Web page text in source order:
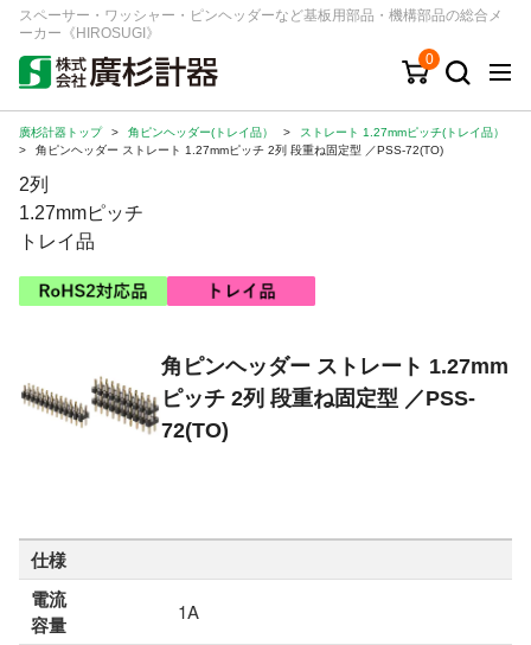
スペーサー・ワッシャー・ピンヘッダーなど基板用部品・機構部品の総合メ
ーカー《HIROSUGI》
0
キーワード 品番/シリーズ
商品カテゴリから探す
ジャンルから探す
シリーズから探す
注文・見積りについて
廣杉計器トップ > 角ピンヘッダー(トレイ品） >
ストレート 1.27mmピッチ(トレイ品）
>
角ピンヘッダー ストレート 1.27mmピッチ 2列 段重ね固定型 ／PSS-72(TO)
2列
1.27mmピッチ
トレイ品
角ピンヘッダー ストレート 1.27mm
ピッチ 2列 段重ね固定型 ／PSS-
72(TO)
仕様
電流
容量
1A